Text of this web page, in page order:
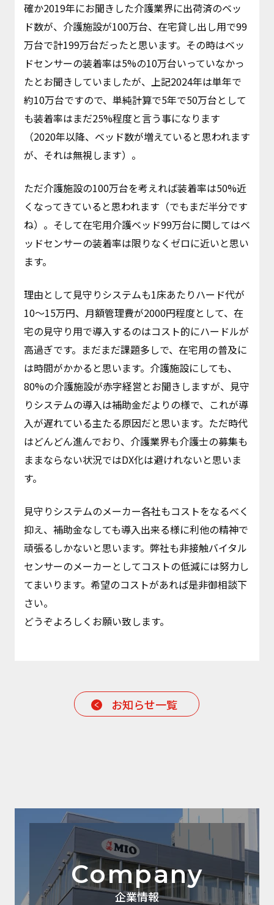
確か2019年にお聞きした介護業界に出荷済のベッ
ド数が、介護施設が100万台、在宅貸し出し用で99
万台で計199万台だったと思います。その時はベッ
ドセンサーの装着率は5%の10万台いっていなかっ
たとお聞きしていましたが、上記2024年は単年で
約10万台ですので、単純計算で5年で50万台として
も装着率はまだ25%程度と言う事になります
（2020年以降、ベッド数が増えていると思われます
が、それは無視します）。
ただ介護施設の100万台を考えれば装着率は50%近
くなってきていると思われます（でもまだ半分です
ね）。そして在宅用介護ベッド99万台に関してはベ
ッドセンサーの装着率は限りなくゼロに近いと思い
ます。
理由として見守りシステムも1床あたりハード代が
10～15万円、月額管理費が2000円程度として、在
宅の見守り用で導入するのはコスト的にハードルが
高過ぎです。まだまだ課題多しで、在宅用の普及に
は時間がかかると思います。介護施設にしても、
80%の介護施設が赤字経営とお聞きしますが、見守
りシステムの導入は補助金だよりの様で、これが導
入が遅れている主たる原因だと思います。ただ時代
はどんどん進んでおり、介護業界も介護士の募集も
ままならない状況ではDX化は避けれないと思いま
す。
見守りシステムのメーカー各社もコストをなるべく
抑え、補助金なしても導入出来る様に利他の精神で
頑張るしかないと思います。弊社も非接触バイタル
センサーのメーカーとしてコストの低減には努力し
てまいります。希望のコストがあれば是非御相談下
さい。
どうぞよろしくお願い致します。
お知らせ一覧
Company
企業情報